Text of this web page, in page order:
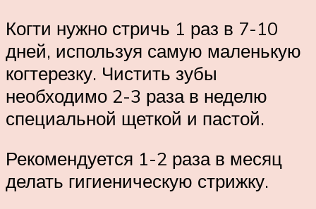
Когти нужно стричь 1 раз в 7-10
дней, используя самую маленькую
когтерезку. Чистить зубы
необходимо 2-3 раза в неделю
специальной щеткой и пастой.
Рекомендуется 1-2 раза в месяц
делать гигиеническую стрижку.